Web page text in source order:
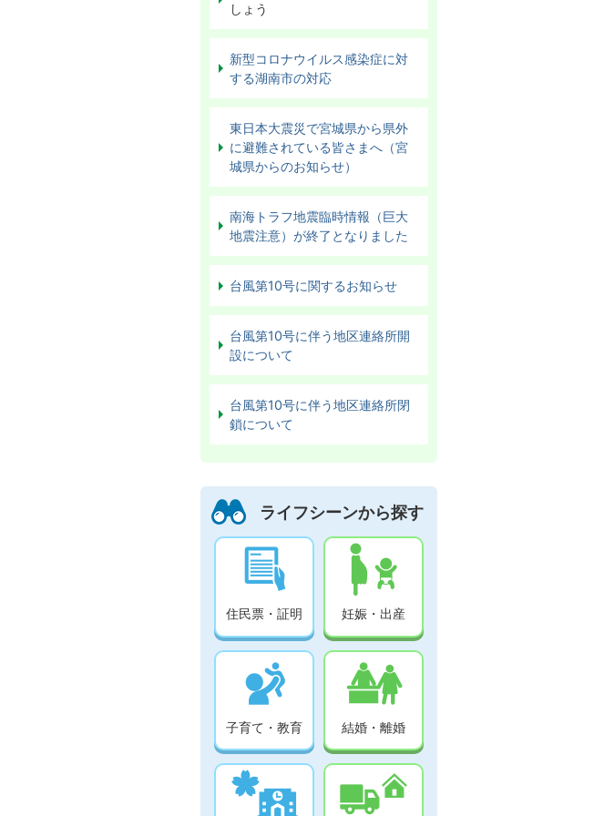
しょう
新型コロナウイルス感染症に対
する湖南市の対応
東日本大震災で宮城県から県外
に避難されている皆さまへ（宮
城県からのお知らせ）
南海トラフ地震臨時情報（巨大
地震注意）が終了となりました
台風第10号に関するお知らせ
台風第10号に伴う地区連絡所開
設について
台風第10号に伴う地区連絡所閉
鎖について
ライフシーンから探す
住民票・証明 妊娠・出産
子育て・教育 結婚・離婚